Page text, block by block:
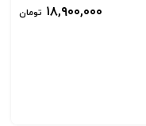
۱۸,۹۰۰,۰۰۰ تومان